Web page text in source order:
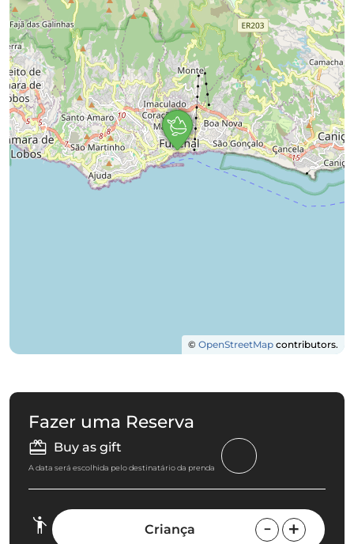
© OpenStreetMap contributors.
Fazer uma Reserva
Buy as gift
A data será escolhida pelo destinatário da prenda
Criança